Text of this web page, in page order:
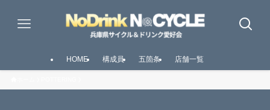
HOME 構成員 五箇条 店舗一覧